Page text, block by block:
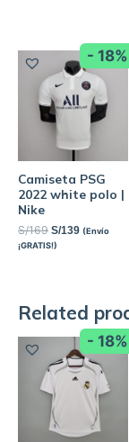
- 18%
Camiseta PSG
2022 white polo |
Nike
S/169 S/139 (Envío
¡GRATIS!)
Related
- 18%